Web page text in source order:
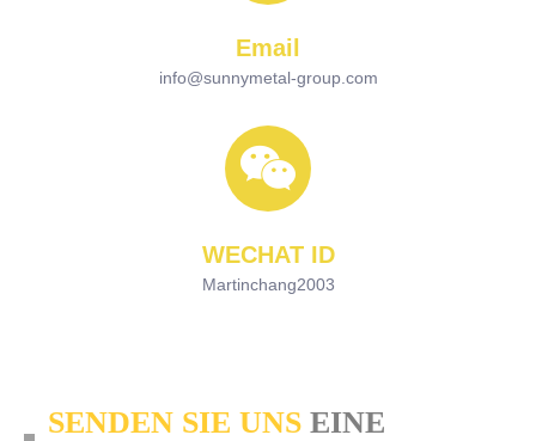
Email
info@sunnymetal-group.com
WECHAT ID
Martinchang2003
SENDEN SIE UNS EINE